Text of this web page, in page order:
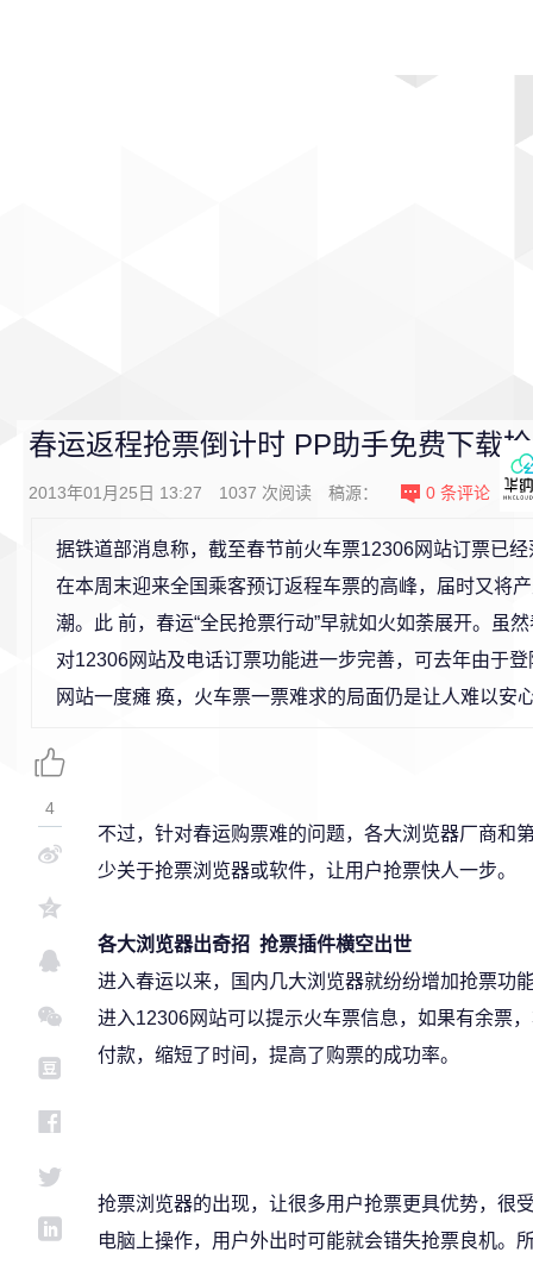
春运返程抢票倒计时 PP助手免费下载
2013年01月25日 13:27 1037 次阅读 稿源： 0 条评论
据铁道部消息称，截至春节前火车票12306网站订票已
在本周末迎来全国乘客预订返程车票的高峰，届时又将
潮。此 前，春运“全民抢票行动”早就如火如荼展开。虽
对12306网站及电话订票功能进一步完善，可去年由于
网站一度瘫 痪，火车票一票难求的局面仍是让人难以安
不过，针对春运购票难的问题，各大浏览器厂商和
少关于抢票浏览器或软件，让用户抢票快人一步。
各大浏览器出奇招 抢票插件横空出世
进入春运以来，国内几大浏览器就纷纷增加抢票功
进入12306网站可以提示火车票信息，如果有余票
付款，缩短了时间，提高了购票的成功率。
抢票浏览器的出现，让很多用户抢票更具优势，很
电脑上操作，用户外出时可能就会错失抢票良机。
4